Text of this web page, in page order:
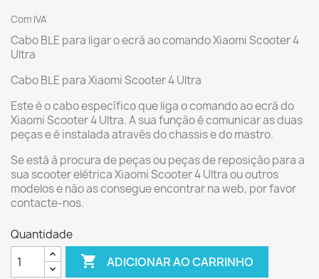
Com IVA
Cabo BLE para ligar o ecrã ao comando Xiaomi Scooter 4
Ultra
Cabo BLE para Xiaomi Scooter 4 Ultra
Este é o cabo específico que liga o comando ao ecrã do
Xiaomi Scooter 4 Ultra. A sua função é comunicar as duas
peças e é instalada através do chassis e do mastro.
Se está à procura de peças ou peças de reposição para a
sua scooter elétrica Xiaomi Scooter 4 Ultra ou outros
modelos e não as consegue encontrar na web, por favor
contacte-nos.
Quantidade
 ADICIONAR AO CARRINHO